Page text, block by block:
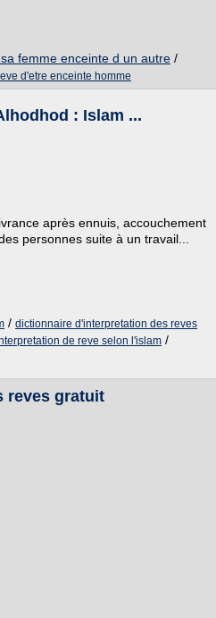
femme enceinte d un autre /
d'etre enceinte homme
: Islam ...
après ennuis, accouchement
personnes suite à un travail...
/ dictionnaire d'interpretation des reves
de reve selon l'islam /
reves gratuit